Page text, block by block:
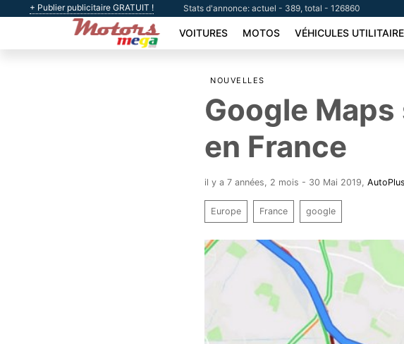
+ Publier publicitaire GRATUIT ! Stats d'annonce: actuel - 389, total - 126860
VOITURES MOTOS VÉHICULES
NOUVELLES
Google
en France
il y a 7 années, 2 mois - 30 Mai 2019 ,AutoPlus
Europe France google